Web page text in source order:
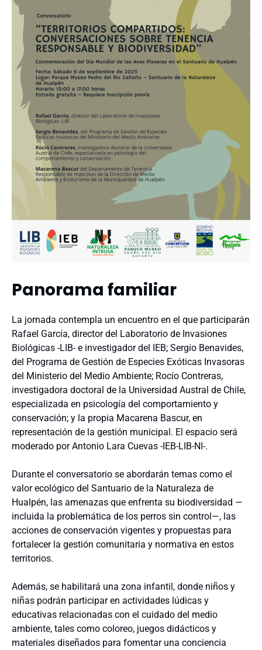
Panorama familiar
La jornada contempla un encuentro en el que participarán
Rafael García, director del Laboratorio de Invasiones
Biológicas -LIB- e investigador del IEB; Sergio Benavides,
del Programa de Gestión de Especies Exóticas Invasoras
del Ministerio del Medio Ambiente; Rocío Contreras,
investigadora doctoral de la Universidad Austral de Chile,
especializada en psicología del comportamiento y
conservación; y la propia Macarena Bascur, en
representación de la gestión municipal. El espacio será
moderado por Antonio Lara Cuevas -IEB-LIB-NI-.
Durante el conversatorio se abordarán temas como el
valor ecológico del Santuario de la Naturaleza de
Hualpén, las amenazas que enfrenta su biodiversidad —
incluida la problemática de los perros sin control—, las
acciones de conservación vigentes y propuestas para
fortalecer la gestión comunitaria y normativa en estos
territorios.
Además, se habilitará una zona infantil, donde niños y
niñas podrán participar en actividades lúdicas y
educativas relacionadas con el cuidado del medio
ambiente, tales como coloreo, juegos didácticos y
materiales diseñados para fomentar una conciencia